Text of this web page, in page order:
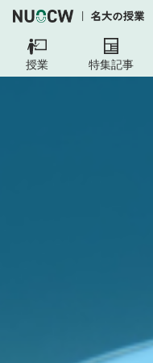
授業 特集記事